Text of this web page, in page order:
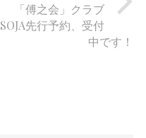
「傅之会」クラブ
SOJA先行予約、受付
中です！